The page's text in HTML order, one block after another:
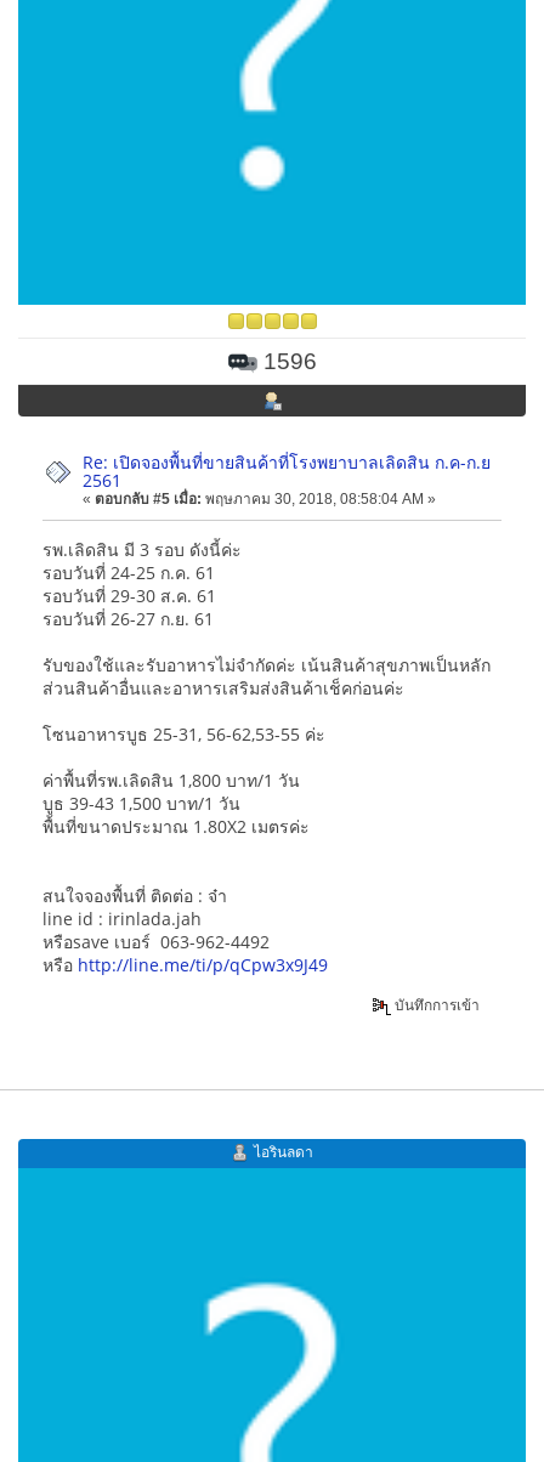
1596
Re: เปิดจองพื้นที่ขายสินค้าที่โรงพยาบาลเลิดสิน ก.ค-ก.ย
2561
« ตอบกลับ #5 เมื่อ: พฤษภาคม 30, 2018, 08:58:04 AM »
รพ.เลิดสิน มี 3 รอบ ดังนี้ค่ะ
รอบวันที่ 24-25 ก.ค. 61
รอบวันที่ 29-30 ส.ค. 61
รอบวันที่ 26-27 ก.ย. 61
รับของใช้และรับอาหารไม่จำกัดค่ะ เน้นสินค้าสุขภาพเป็นหลัก
ส่วนสินค้าอื่นและอาหารเสริมส่งสินค้าเช็คก่อนค่ะ
โซนอาหารบูธ 25-31, 56-62,53-55 ค่ะ
ค่าพื้นที่รพ.เลิดสิน 1,800 บาท/1 วัน
บูธ 39-43 1,500 บาท/1 วัน
พื้นที่ขนาดประมาณ 1.80X2 เมตรค่ะ
สนใจจองพื้นที่ ติดต่อ : จ๋า
line id : irinlada.jah
หรือsave เบอร์ 063-962-4492
หรือ http://line.me/ti/p/qCpw3x9J49
บันทึกการเข้า
ไอรินลดา